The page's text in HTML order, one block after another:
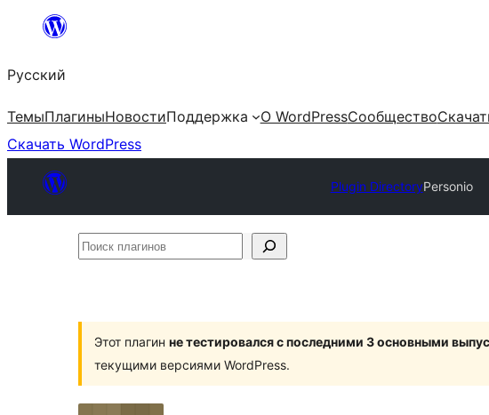
Перейти
содержимому
Русский
ТемыПлагиныНовостиПоддержка О WordPressСообщество
Скачать WordPress
Plugin DirectoryPersonio
Поиск
Этот плагин не тестировался с последними 3 основными
текущими версиями WordPress.